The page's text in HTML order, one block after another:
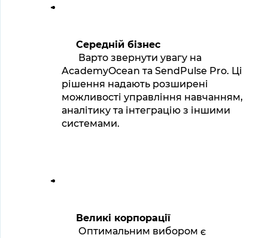
Середній бізнес
Варто звернути увагу на
AcademyOcean та SendPulse Pro. Ці
рішення надають розширені
можливості управління навчанням,
аналітику та інтеграцію з іншими
системами.
Великі корпорації
Оптимальним вибором є